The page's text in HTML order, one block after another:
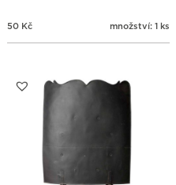
50 Kč množství: 1 ks